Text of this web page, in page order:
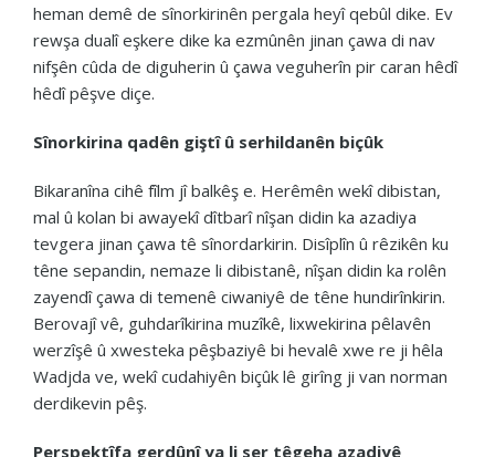
heman demê de sînorkirinên pergala heyî qebûl dike. Ev
rewşa dualî eşkere dike ka ezmûnên jinan çawa di nav
nifşên cûda de diguherin û çawa veguherîn pir caran hêdî
hêdî pêşve diçe.
Sînorkirina qadên giştî û serhildanên biçûk
Bikaranîna cihê fîlm jî balkêş e. Herêmên wekî dibistan,
mal û kolan bi awayekî dîtbarî nîşan didin ka azadiya
tevgera jinan çawa tê sînordarkirin. Disîplîn û rêzikên ku
têne sepandin, nemaze li dibistanê, nîşan didin ka rolên
zayendî çawa di temenê ciwaniyê de têne hundirînkirin.
Berovajî vê, guhdarîkirina muzîkê, lixwekirina pêlavên
werzîşê û xwesteka pêşbaziyê bi hevalê xwe re ji hêla
Wadjda ve, wekî cudahiyên biçûk lê girîng ji van norman
derdikevin pêş.
Perspektîfa gerdûnî ya li ser têgeha azadiyê